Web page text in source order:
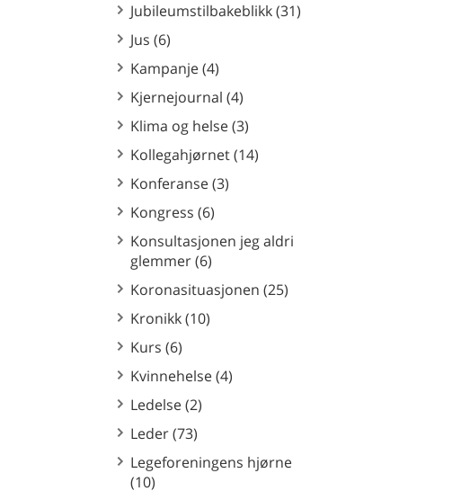
Jubileumstilbakeblikk (31)
Jus (6)
Kampanje (4)
Kjernejournal (4)
Klima og helse (3)
Kollegahjørnet (14)
Konferanse (3)
Kongress (6)
Konsultasjonen jeg aldri
glemmer (6)
Koronasituasjonen (25)
Kronikk (10)
Kurs (6)
Kvinnehelse (4)
Ledelse (2)
Leder (73)
Legeforeningens hjørne
(10)